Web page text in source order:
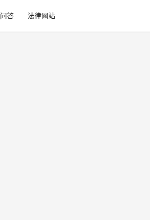
问答 法律网站